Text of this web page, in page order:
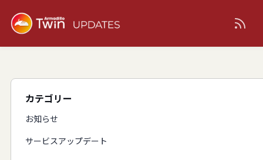
カテゴリー
お知らせ
サービスアップデート